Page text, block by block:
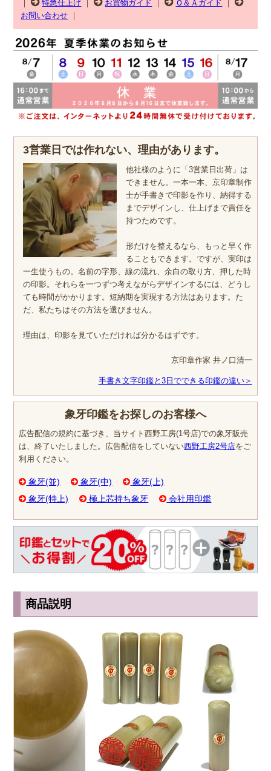
｜ 特急仕上げ ｜ お買物ガイド ｜ Ｑ＆Ａガイド ｜
お問い合わせ ｜
3営業日では作れない、理由があります。
他社様のように「3営業日出荷」は
できません。一本一本、京印章制作
士が手書きで印影を作り、納得する
までデザインし、仕上げまで責任を
持つためです。
形だけを整えるなら、もっと早く作
ることもできます。ですが、実印は
一生使うもの。名前の字形、線の流れ、余白の取り方、押した時
の印影。それらを一つずつ考えながらデザインするには、どうし
ても時間がかかります。短納期を実現する方法はあります。た
だ、私たちはその方法を選びません。
理由は、印影を見ていただければ分かるはずです。
京印章作家 井ノ口清一
手書き文字印鑑と3日でできる印鑑の違い＞
象牙印鑑をお探しのお客様へ
広告配信の規約に基づき、当サイト西野工房(1号店)での象牙販売
は、終了いたしました。広告配信をしていない西野工房2号店をご
利用ください。
象牙(並) 象牙(中)
象牙(上)
象牙(特上)
極上芯持ち象牙 会社用印鑑
商品説明